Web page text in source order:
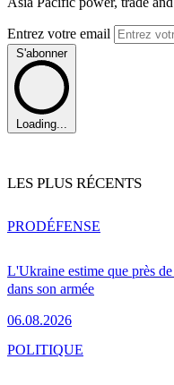
Entrez votre email
S'abonner
Loading...
LES PLUS RÉCENTS
L'Ukraine estime que près
dans son armée
06.08.2026
PRODÉFENSE
POLITIQUE